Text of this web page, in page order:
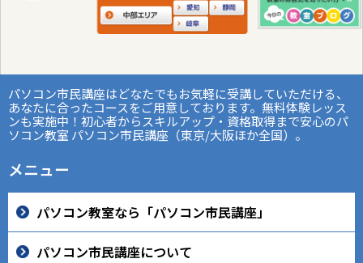
パソコン市民講座はどなたでもお気軽に受講していただける、
あなたに合ったコースをご用意しております。無料体験レッス
ンも実施中！初心者からスキルアップ・資格取得まで安心のパ
ソコン教室 パソコン市民講座（東京/大阪ほか全国）。
メニュー
パソコン教室なら「パソコン市民講座」
パソコン市民講座について